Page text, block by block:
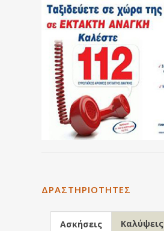
ΔΡΑΣΤΗΡΙΌΤΗΤΕΣ
Ασκήσεις Καλύψεις